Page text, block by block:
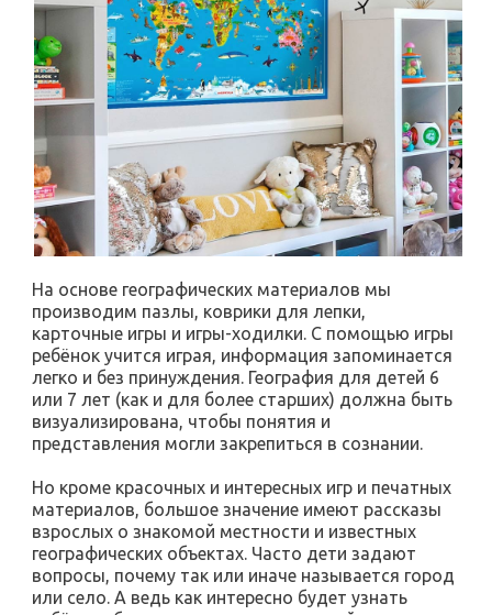
На основе географических материалов мы
производим пазлы, коврики для лепки,
карточные игры и игры-ходилки. С помощью игры
ребёнок учится играя, информация запоминается
легко и без принуждения. География для детей 6
или 7 лет (как и для более старших) должна быть
визуализирована, чтобы понятия и
представления могли закрепиться в сознании.
Но кроме красочных и интересных игр и печатных
материалов, большое значение имеют рассказы
взрослых о знакомой местности и известных
географических объектах. Часто дети задают
вопросы, почему так или иначе называется город
или село. А ведь как интересно будет узнать